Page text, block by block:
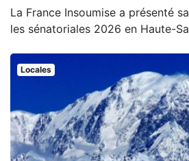
La France Insoumise a présenté
les sénatoriales 2026 en Haute-
Locales